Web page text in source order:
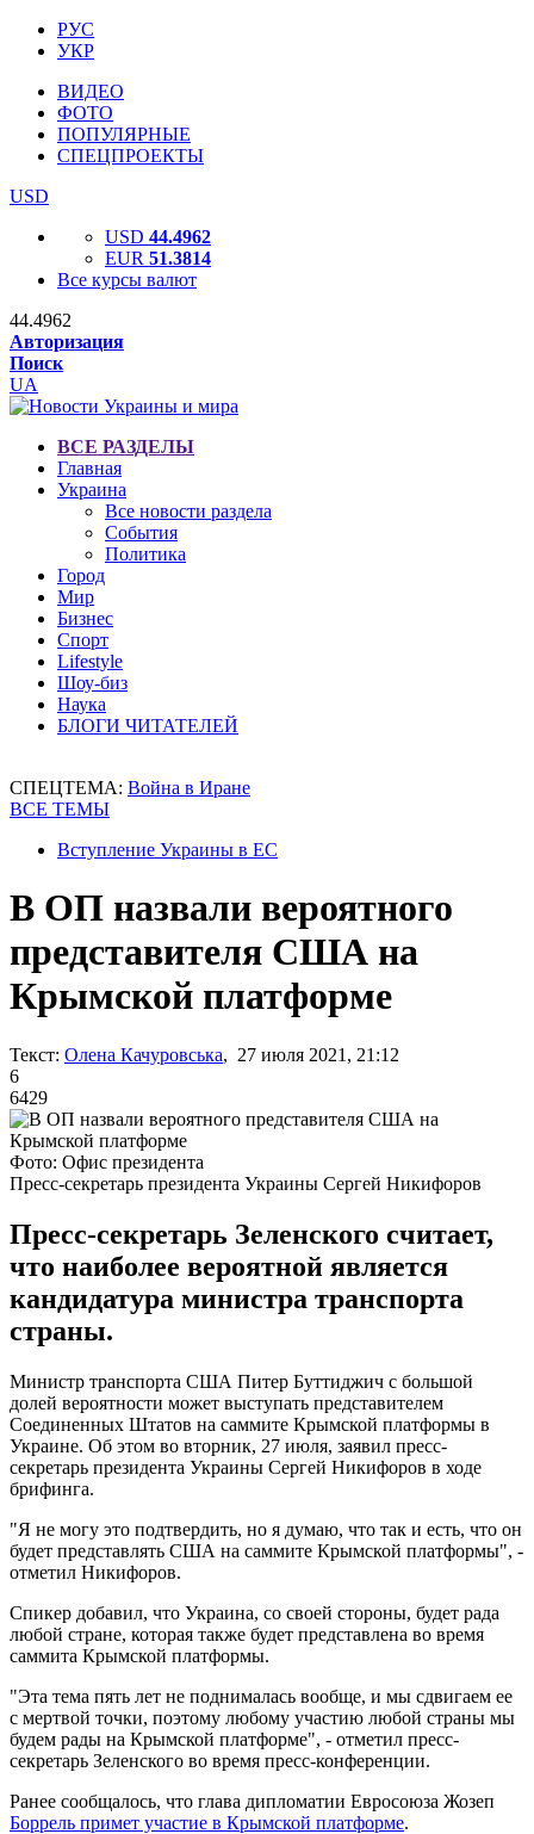
РУС
УКР
ВИДЕО
ФОТО
ПОПУЛЯРНЫЕ
СПЕЦПРОЕКТЫ
USD
USD 44.4962
EUR 51.3814
Все курсы валют
44.4962
Авторизация
Поиск
UA
ВСЕ РАЗДЕЛЫ
Главная
Украина
Все новости раздела
События
Политика
Город
Мир
Бизнес
Спорт
Lifestyle
Шоу-биз
Наука
БЛОГИ ЧИТАТЕЛЕЙ
СПЕЦТЕМА: Война в Иране
ВСЕ ТЕМЫ
Вступление Украины в ЕС
В ОП назвали вероятного
представителя США на
Крымской платформе
Текст: Олена Качуровська, 27 июля 2021, 21:12
6
6429
Фото: Офис президента
Пресс-секретарь президента Украины Сергей Никифоров
Пресс-секретарь Зеленского считает,
что наиболее вероятной является
кандидатура министра транспорта
страны.
Министр транспорта США Питер Буттиджич с большой
долей вероятности может выступать представителем
Соединенных Штатов на саммите Крымской платформы в
Украине. Об этом во вторник, 27 июля, заявил пресс-
секретарь президента Украины Сергей Никифоров в ходе
брифинга.
"Я не могу это подтвердить, но я думаю, что так и есть, что он
будет представлять США на саммите Крымской платформы", -
отметил Никифоров.
Спикер добавил, что Украина, со своей стороны, будет рада
любой стране, которая также будет представлена во время
саммита Крымской платформы.
"Эта тема пять лет не поднималась вообще, и мы сдвигаем ее
с мертвой точки, поэтому любому участию любой страны мы
будем рады на Крымской платформе", - отметил пресс-
секретарь Зеленского во время пресс-конференции.
Ранее сообщалось, что глава дипломатии Евросоюза Жозеп
Боррель примет участие в Крымской платформе.